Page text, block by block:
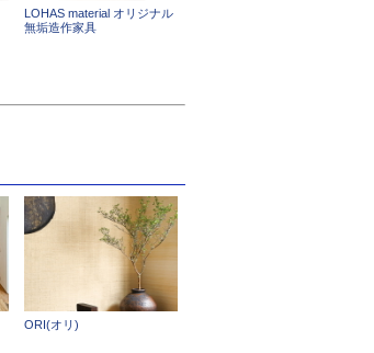
LOHAS material オリジナル
無垢造作家具
ORI(オリ)